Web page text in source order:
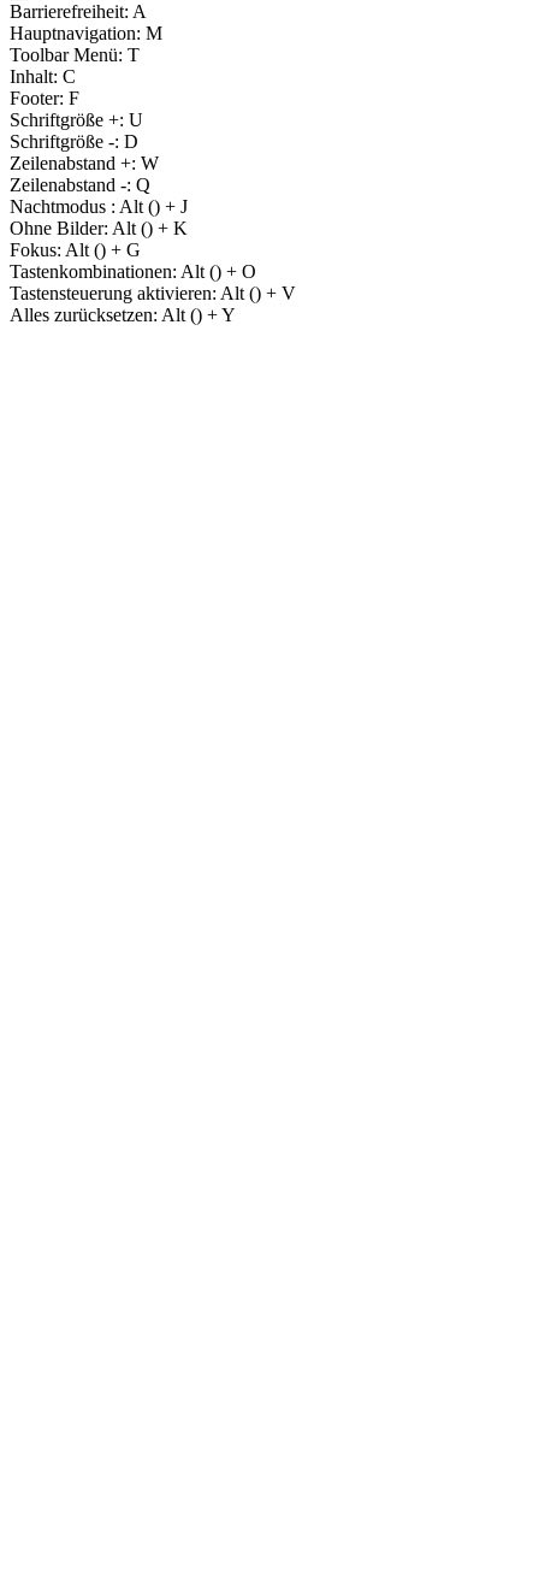
Barrierefreiheit: A
Hauptnavigation: M
Toolbar Menü: T
Inhalt: C
Footer: F
Schriftgröße +: U
Schriftgröße -: D
Zeilenabstand +: W
Zeilenabstand -: Q
Nachtmodus : Alt () + J
Ohne Bilder: Alt () + K
Fokus: Alt () + G
Tastenkombinationen: Alt () + O
Tastensteuerung aktivieren: Alt () + V
Alles zurücksetzen: Alt () + Y